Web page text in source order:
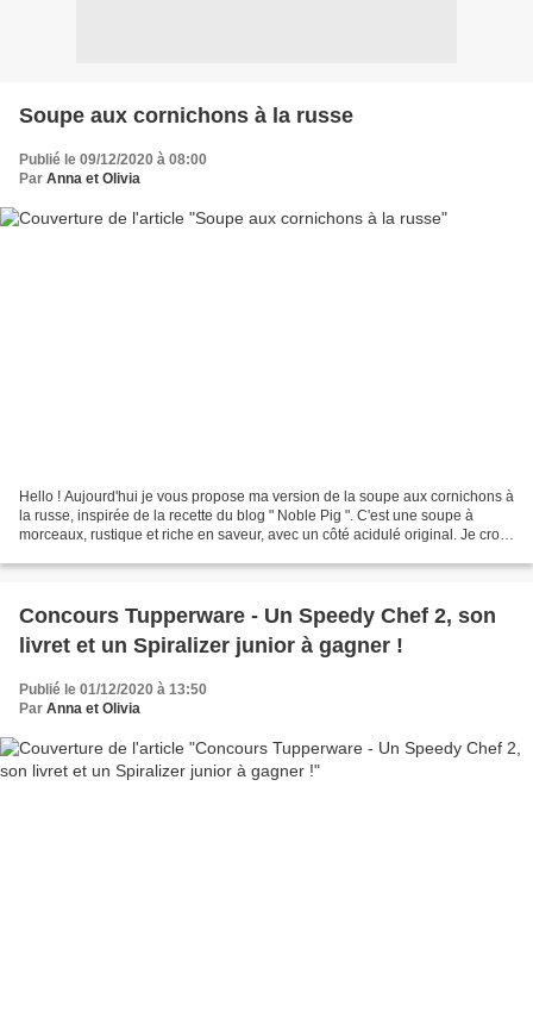
Soupe aux cornichons à la russe
Publié le 09/12/2020 à 08:00
Par Anna et Olivia
Hello ! Aujourd'hui je vous propose ma version de la soupe aux cornichons à
la russe, inspirée de la recette du blog " Noble Pig ". C'est une soupe à
morceaux, rustique et riche en saveur, avec un côté acidulé original. Je crois
Concours Tupperware - Un Speedy Chef 2, son
livret et un Spiralizer junior à gagner !
Publié le 01/12/2020 à 13:50
Par Anna et Olivia